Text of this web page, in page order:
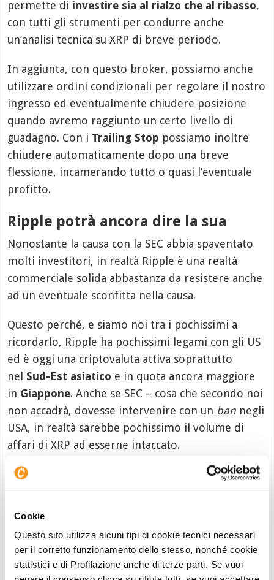
Cookie
Questo sito utilizza alcuni tipi di cookie tecnici necessari
per il corretto funzionamento dello stesso, nonché cookie
statistici e di Profilazione anche di terze parti. Se vuoi
permette di investire sia al rialzo che al ribasso,
con tutti gli strumenti per condurre anche
un’analisi tecnica su XRP di breve periodo.
In aggiunta, con questo broker, possiamo anche
utilizzare ordini condizionali per regolare il nostro
ingresso ed eventualmente chiudere posizione
quando avremo raggiunto un certo livello di
guadagno. Con i Trailing Stop possiamo inoltre
chiudere automaticamente dopo una breve
flessione, incamerando tutto o quasi l’eventuale
profitto.
Ripple potrà ancora dire la sua
Nonostante la causa con la SEC abbia spaventato
molti investitori, in realtà Ripple è una realtà
commerciale solida abbastanza da resistere anche
ad un eventuale sconfitta nella causa.
Questo perché, e siamo noi tra i pochissimi a
ricordarlo, Ripple ha pochissimi legami con gli US
ed è oggi una criptovaluta attiva soprattutto
nel Sud-Est asiatico e in quota ancora maggiore
in Giappone. Anche se SEC – cosa che secondo noi
non accadrà, dovesse intervenire con un ban negli
USA, in realtà sarebbe pochissimo il volume di
affari di XRP ad esserne intaccato.
Investire in Ripple
oggi rimane dunque una
buona soluzione, anche in ottica di
offrire un sistema diverso (e nel quale sono
coinvolte le banche), in opposizione
allecriptovalute orizzontali.